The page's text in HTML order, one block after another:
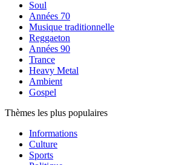
Soul
Années 70
Musique traditionnelle
Reggaeton
Années 90
Trance
Heavy Metal
Ambient
Gospel
Thèmes les plus populaires
Informations
Culture
Sports